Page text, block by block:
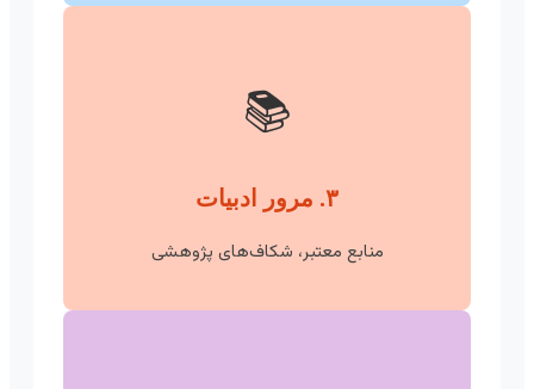
📚
منابع معتبر، شکاف‌های پژوهشی